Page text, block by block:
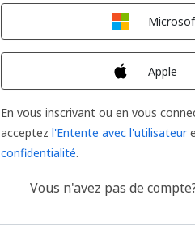
Apple
En vous inscrivant ou en vous
acceptez l'Entente avec l'utilisateur
confidentialité.
Vous n'avez pas de